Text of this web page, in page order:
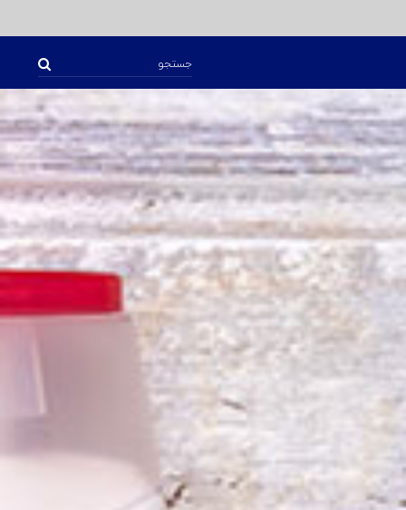
جستجو
برای: